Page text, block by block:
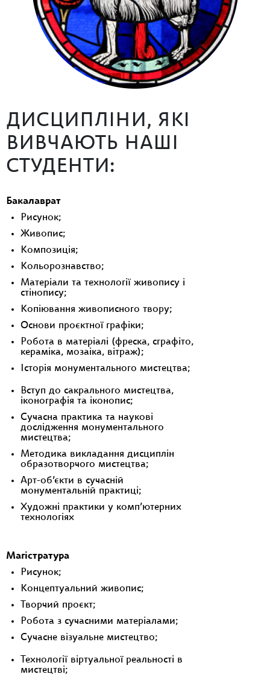
ДИСЦИПЛІНИ, ЯКІ
ВИВЧАЮТЬ НАШІ
СТУДЕНТИ:
Бакалаврат
Рисунок;
Живопис;
Композиція;
Кольорознавство;
Матеріали та технології живопису і
стінопису;
Копіювання живописного твору;
Основи проєктної графіки;
Робота в матеріалі (фреска, сграфіто,
кераміка, мозаіка, вітраж);
Історія монументального мистецтва;
Вступ до сакрального мистецтва,
іконографія та іконопис;
Сучасна практика та наукові
дослідження монументального
мистецтва;
Методика викладання дисциплін
образотворчого мистецтва;
Арт-об’єкти в сучасній
монументальній практиці;
Художні практики у комп’ютерних
технологіях
Магістратура
Рисунок;
Концептуальний живопис;
Творчий проєкт;
Робота з сучасними матеріалами;
Сучасне візуальне мистецтво;
Технології віртуальної реальності в
мистецтві;